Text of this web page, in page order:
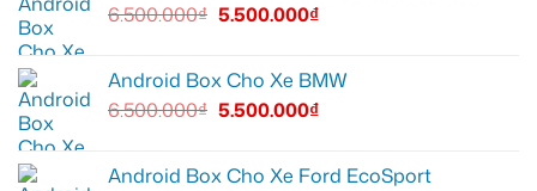
6.500.000₫ 5.500.000₫
Android Box Cho Xe BMW
6.500.000₫ 5.500.000₫
Android Box Cho Xe Ford EcoSport